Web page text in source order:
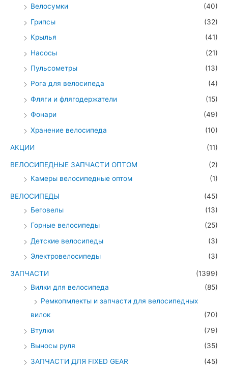
Велосумки
(40)
Грипсы
(32)
Крылья
(41)
Насосы
(21)
Пульсометры
(13)
Рога для велосипеда
(4)
Фляги и флягодержатели
(15)
Фонари
(49)
Хранение велосипеда
(10)
АКЦИИ (11)
ВЕЛОСИПЕДНЫЕ ЗАПЧАСТИ ОПТОМ
(2)
Камеры велосипедные оптом
(1)
ВЕЛОСИПЕДЫ
(45)
Беговелы
(13)
Горные велосипеды
(25)
Детские велосипеды
(3)
Электровелосипеды
(3)
ЗАПЧАСТИ
(1399)
Вилки для велосипеда
(85)
Ремкопмлекты и запчасти для велосипедных
вилок
(70)
Втулки
(79)
Выносы руля
(35)
ЗАПЧАСТИ ДЛЯ FIXED GEAR
(45)